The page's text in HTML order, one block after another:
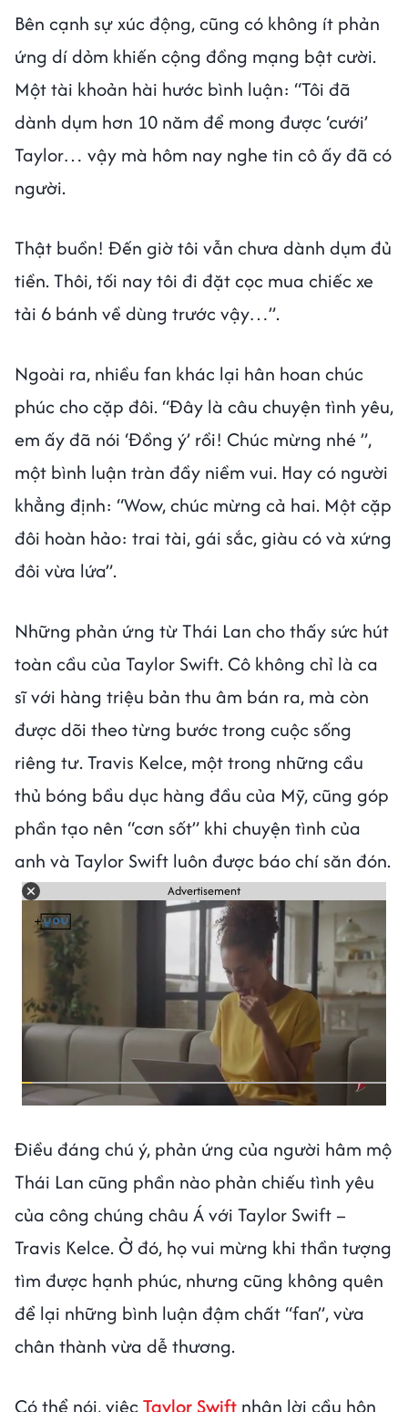
Bên cạnh sự xúc động, cũng có không ít phản
ứng dí dỏm khiến cộng đồng mạng bật cười.
Một tài khoản hài hước bình luận: “Tôi đã
dành dụm hơn 10 năm để mong được ‘cưới’
Taylor… vậy mà hôm nay nghe tin cô ấy đã có
người.
Thật buồn! Đến giờ tôi vẫn chưa dành dụm đủ
tiền. Thôi, tối nay tôi đi đặt cọc mua chiếc xe
tải 6 bánh về dùng trước vậy…”.
Ngoài ra, nhiều fan khác lại hân hoan chúc
phúc cho cặp đôi. “Đây là câu chuyện tình yêu,
em ấy đã nói ‘Đồng ý’ rồi! Chúc mừng nhé ”,
một bình luận tràn đầy niềm vui. Hay có người
khẳng định: “Wow, chúc mừng cả hai. Một cặp
đôi hoàn hảo: trai tài, gái sắc, giàu có và xứng
đôi vừa lứa”.
Những phản ứng từ Thái Lan cho thấy sức hút
toàn cầu của Taylor Swift. Cô không chỉ là ca
sĩ với hàng triệu bản thu âm bán ra, mà còn
được dõi theo từng bước trong cuộc sống
riêng tư. Travis Kelce, một trong những cầu
thủ bóng bầu dục hàng đầu của Mỹ, cũng góp
phần tạo nên “cơn sốt” khi chuyện tình của
anh và Taylor Swift luôn được báo chí săn đón.
Advertisement
Điều đáng chú ý, phản ứng của người hâm mộ
Thái Lan cũng phần nào phản chiếu tình yêu
của công chúng châu Á với Taylor Swift –
Travis Kelce. Ở đó, họ vui mừng khi thần tượng
tìm được hạnh phúc, nhưng cũng không quên
để lại những bình luận đậm chất “fan”, vừa
chân thành vừa dễ thương.
Có thể nói, việc Taylor Swift nhận lời cầu hôn